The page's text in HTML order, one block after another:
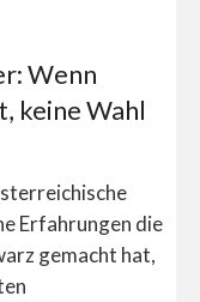
Wenn
keine Wahl
Erfahrungen die
gemacht hat,